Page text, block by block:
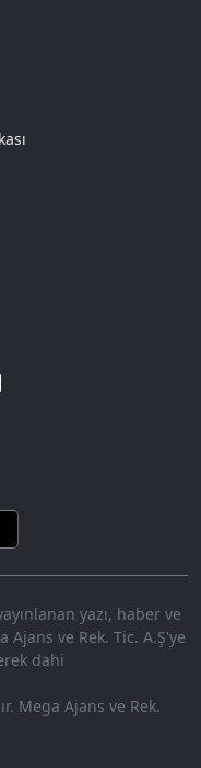
yazı, haber ve
ve Rek. Tic. A.Ş'ye
dahi
Mega Ajans ve Rek.